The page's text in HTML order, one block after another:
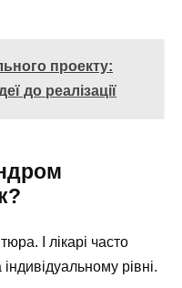
проекту:
до реалізації
І лікарі часто
рівні.